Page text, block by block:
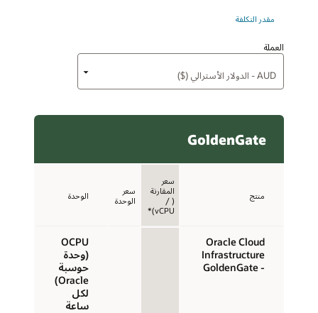
العملة
مقدر التكلفة
GoldenGate
منتج
سعر
المقارنة
‏( ‏/‏‏
vCPU‏‏)*
سعر
الوحدة
الوحدة
Oracle Cloud
Infrastructure
‏- GoldenGate
‏‫OCPU
(وحدة
حوسبة
لكل
ساعة